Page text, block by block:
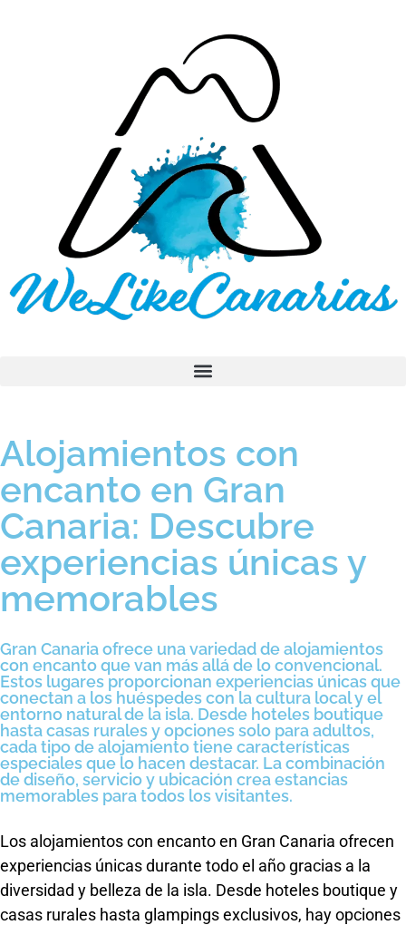
Alojamientos con
encanto en Gran
Canaria: Descubre
experiencias únicas y
memorables
Gran Canaria ofrece una variedad de alojamientos
con encanto que van más allá de lo convencional.
Estos lugares proporcionan experiencias únicas que
conectan a los huéspedes con la cultura local y el
entorno natural de la isla. Desde hoteles boutique
hasta casas rurales y opciones solo para adultos,
cada tipo de alojamiento tiene características
especiales que lo hacen destacar. La combinación
de diseño, servicio y ubicación crea estancias
memorables para todos los visitantes.
Los alojamientos con encanto en Gran Canaria ofrecen
experiencias únicas durante todo el año gracias a la
diversidad y belleza de la isla. Desde hoteles boutique y
casas rurales hasta glampings exclusivos, hay opciones